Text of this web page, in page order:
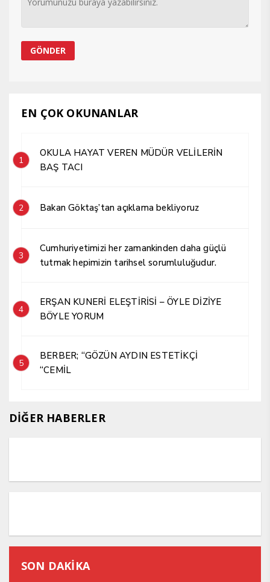
EN ÇOK OKUNANLAR
1
OKULA HAYAT VEREN MÜDÜR VELİLERİN
BAŞ TACI
2 Bakan Göktaş’tan açıklama bekliyoruz
3
Cumhuriyetimizi her zamankinden daha güçlü
tutmak hepimizin tarihsel sorumluluğudur.
4
ERŞAN KUNERİ ELEŞTİRİSİ – ÖYLE DİZİYE
BÖYLE YORUM
5
BERBER; “GÖZÜN AYDIN ESTETİKÇİ
“CEMİL
DİĞER HABERLER
SON DAKİKA